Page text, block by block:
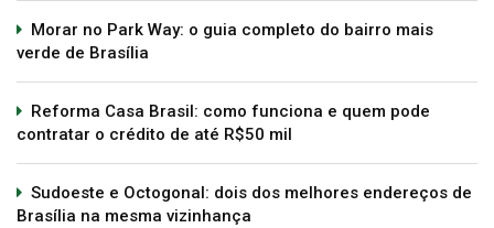
Morar no Park Way: o guia completo do bairro mais
verde de Brasília
Reforma Casa Brasil: como funciona e quem pode
contratar o crédito de até R$50 mil
Sudoeste e Octogonal: dois dos melhores endereços de
Brasília na mesma vizinhança